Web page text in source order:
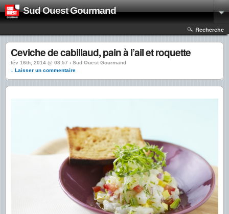
Sud Ouest Gourmand
Recherche
Ceviche de cabillaud, pain à l’ail et roquette
fév 16th, 2014 @ 08:57 › Sud Ouest Gourmand
↓ Laisser un commentaire